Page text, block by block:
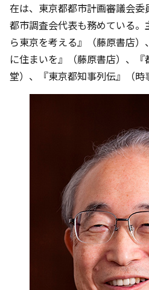
在は、東京都都市計画審議会委
都市調査会代表も務めている
ら東京を考える』（藤原書店
に住まいを』（藤原書店）、
堂）、『東京都知事列伝』（時